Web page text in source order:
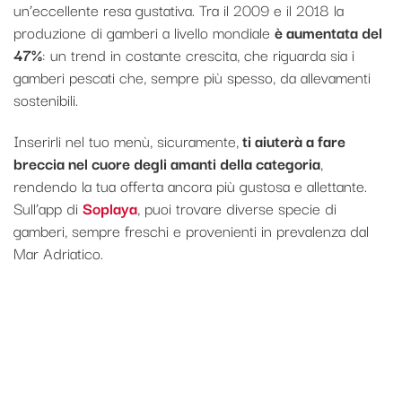
un’eccellente resa gustativa. Tra il 2009 e il 2018 la
produzione di gamberi a livello mondiale è aumentata del
47%: un trend in costante crescita, che riguarda sia i
gamberi pescati che, sempre più spesso, da allevamenti
sostenibili.
Inserirli nel tuo menù, sicuramente,ti aiuterà a fare
breccia nel cuore degli amanti della categoria,
rendendo la tua offerta ancora più gustosa e allettante.
Sull’app di Soplaya, puoi trovare diverse specie di
gamberi, sempre freschi e provenienti in prevalenza dal
Mar Adriatico.